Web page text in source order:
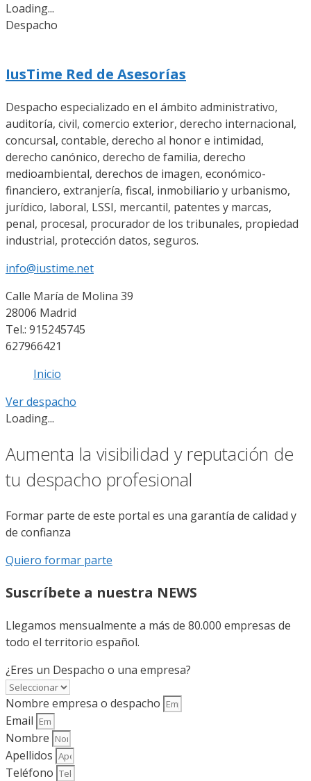
Loading...
Despacho
IusTime Red de Asesorías
Despacho especializado en el ámbito administrativo,
auditoría, civil, comercio exterior, derecho internacional,
concursal, contable, derecho al honor e intimidad,
derecho canónico, derecho de familia, derecho
medioambiental, derechos de imagen, económico-
financiero, extranjería, fiscal, inmobiliario y urbanismo,
jurídico, laboral, LSSI, mercantil, patentes y marcas,
penal, procesal, procurador de los tribunales, propiedad
industrial, protección datos, seguros.
info@iustime.net
Calle María de Molina 39
28006 Madrid
Tel.: 915245745
627966421
Inicio
Ver despacho
Loading...
Aumenta la visibilidad y reputación de
tu despacho profesional
Formar parte de este portal es una garantía de calidad y
de confianza
Quiero formar parte
Suscríbete a nuestra NEWS
Llegamos mensualmente a más de 80.000 empresas de
todo el territorio español.
¿Eres un Despacho o una empresa?
Nombre empresa o despacho
Email
Nombre
Apellidos
Teléfono